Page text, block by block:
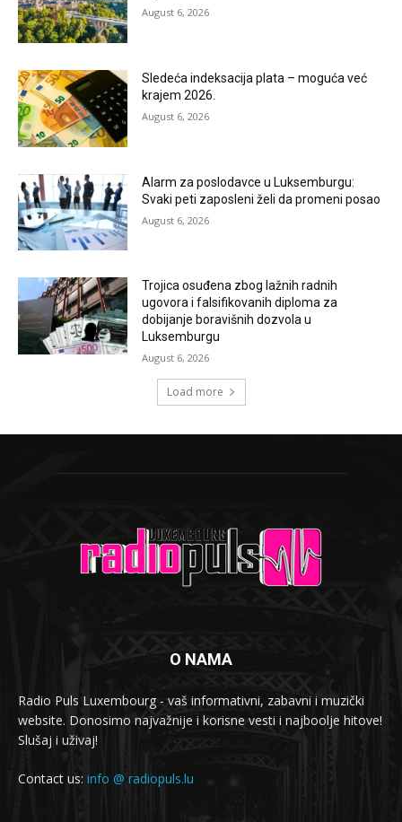
August 6, 2026
Sledeća indeksacija plata – moguća već
krajem 2026.
August 6, 2026
Alarm za poslodavce u Luksemburgu:
Svaki peti zaposleni želi da promeni posao
August 6, 2026
Trojica osuđena zbog lažnih radnih
ugovora i falsifikovanih diploma za
dobijanje boravišnih dozvola u
Luksemburgu
August 6, 2026
Load more
O NAMA
Radio Puls Luxembourg - vaš informativni, zabavni i muzički
website. Donosimo najvažnije i korisne vesti i najboolje hitove!
Slušaj i uživaj!
Contact us: info @ radiopuls.lu